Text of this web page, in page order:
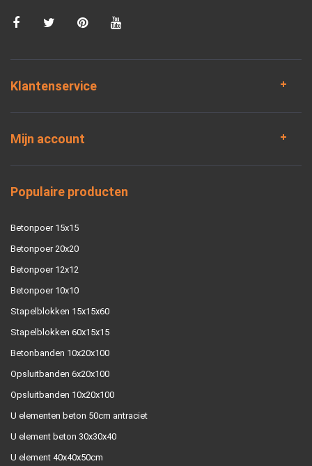
Klantenservice
Mijn account
Populaire producten
Betonpoer 15x15
Betonpoer 20x20
Betonpoer 12x12
Betonpoer 10x10
Stapelblokken 15x15x60
Stapelblokken 60x15x15
Betonbanden 10x20x100
Opsluitbanden 6x20x100
Opsluitbanden 10x20x100
U elementen beton 50cm antraciet
U element beton 30x30x40
U element 40x40x50cm